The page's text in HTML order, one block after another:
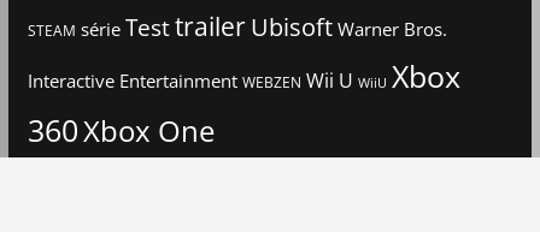
STEAM série TesttrailerUbisoftWarner Bros.
Interactive Entertainment WEBZEN Wii U WiiU Xbox
360Xbox One